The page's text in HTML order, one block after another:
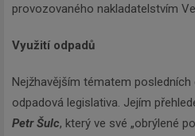
provozovaného nakladatelstvím
Využití odpadů
Nejžhavějším tématem posledních
odpadová legislativa. Jejím
Petr Šulc, který ve své „obrýlené